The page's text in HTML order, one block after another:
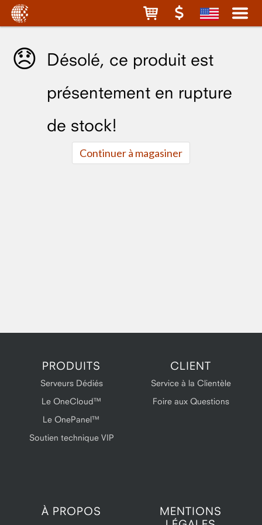
😞
Désolé, ce produit est
présentement en rupture
de stock!
PRODUITS
Serveurs Dédiés
Le OneCloud™
Le OnePanel™
Soutien technique VIP
CLIENT
Service à la Clientèle
Foire aux Questions
À PROPOS
MENTIONS